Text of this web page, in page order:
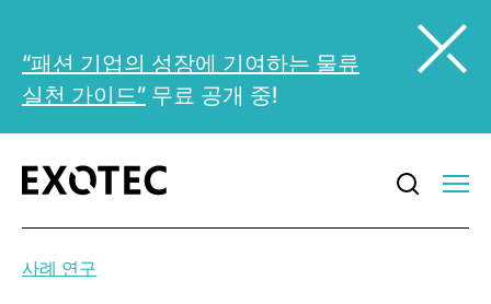
“패션 기업의 성장에 기여하는 물류
실천 가이드” 무료 공개 중!
사례 연구